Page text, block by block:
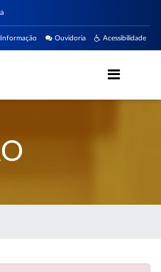
Acessibilidade
Ouvidoria